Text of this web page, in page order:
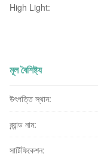
High Light:
মূল বৈশিষ্ট্য
উৎপত্তি স্থান:
ব্র্যান্ড নাম:
সার্টিফিকেশন: